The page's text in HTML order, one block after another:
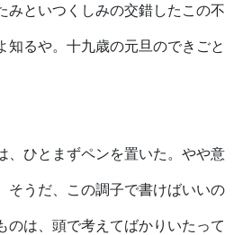
みといつくしみの交錯したこの不
知るや。十九歳の元旦のできごと
ひとまずペンを置いた。やや意
そうだ、この調子で書けばいいの
のは、頭で考えてばかりいたって